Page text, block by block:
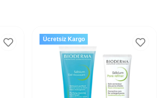
Ücretsiz Kargo